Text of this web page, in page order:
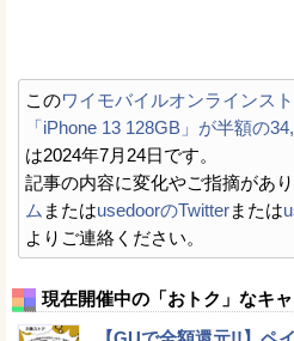
このワイモバイルオンラインス
「iPhone 13 128GB」が半額の
は2024年7月24日です。
記事の内容に変化やご指摘があ
ム またはusedoorのTwitterまたは
よりご連絡ください。
現在開催中の「おトク」なキ